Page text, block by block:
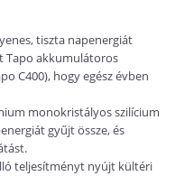
tiszta napenergiát
Tapo akkumulátoros
C400), hogy egész évben
monokristályos szilícium
gyűjt össze, és
teljesítményt nyújt kültéri